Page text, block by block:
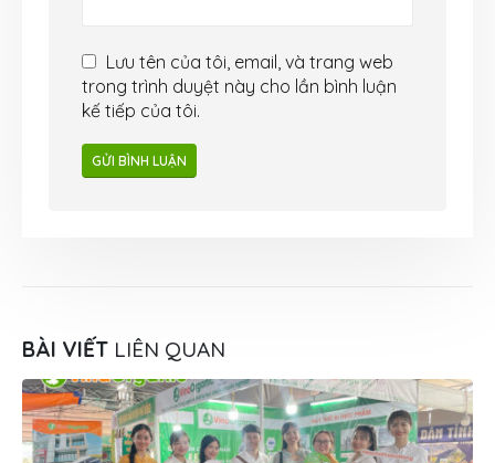
Lưu tên của tôi, email, và trang web
trong trình duyệt này cho lần bình luận
kế tiếp của tôi.
BÀI VIẾT LIÊN QUAN